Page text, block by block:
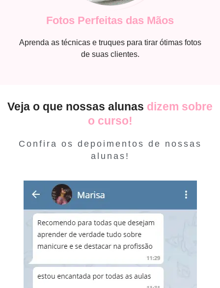
Fotos Perfeitas das Mãos
Aprenda as técnicas e truques para tirar ótimas fotos
de suas clientes.
Veja o que nossas alunas dizem sobre
o curso!
Confira os depoimentos de nossas
alunas!